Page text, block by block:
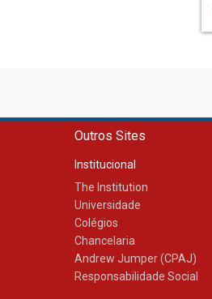
Outros Sites
Institucional
The Institution
Universidade
Colégios
Chancelaria
Andrew Jumper (CPAJ)
Responsabilidade Social